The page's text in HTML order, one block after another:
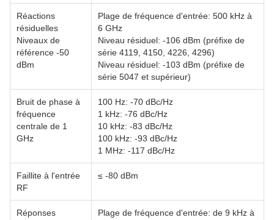
Réactions
résiduelles
Niveaux de
référence -50
dBm
Plage de fréquence d'entrée: 500 kHz à
6 GHz
Niveau résiduel: -106 dBm (préfixe de
série 4119, 4150, 4226, 4296)
Niveau résiduel: -103 dBm (préfixe de
série 5047 et supérieur)
Bruit de phase à
fréquence
centrale de 1
GHz
100 Hz: -70 dBc/Hz
1 kHz: -76 dBc/Hz
10 kHz: -83 dBc/Hz
100 kHz: -93 dBc/Hz
1 MHz: -117 dBc/Hz
Faillite à l'entrée
RF
≤ -80 dBm
Réponses
Plage de fréquence d'entrée: de 9 kHz à